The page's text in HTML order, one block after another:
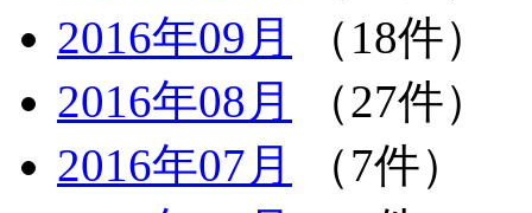
2016年09月
（18件）
2016年08月
（27件）
2016年07月
（7件）